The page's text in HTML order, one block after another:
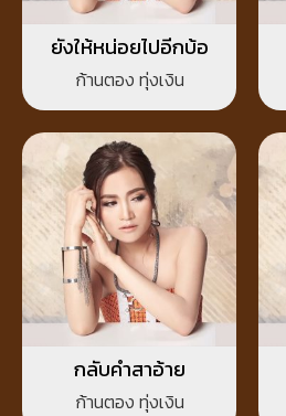
ยังให้หน่อยไปอีกบ้อ
ก้านตอง ทุ่งเงิน
กลับคำสาอ้าย
ก้านตอง ทุ่งเงิน